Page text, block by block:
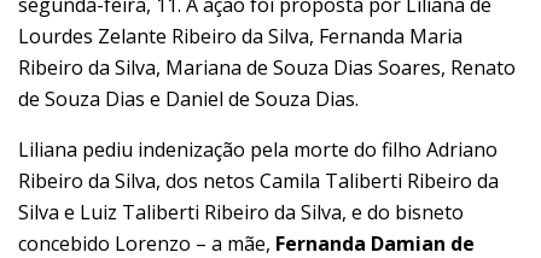
Lourdes Zelante Ribeiro da Silva, Fernanda Maria
Ribeiro da Silva, Mariana de Souza Dias Soares, Renato
de Souza Dias e Daniel de Souza Dias.
Liliana pediu indenização pela morte do filho Adriano
Ribeiro da Silva, dos netos Camila Taliberti Ribeiro da
Silva e Luiz Taliberti Ribeiro da Silva, e do bisneto
concebido Lorenzo – a mãe, Fernanda Damian de